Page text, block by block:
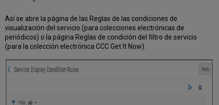
Así se abre la página de las Reglas de las condiciones de
visualización del servicio (para colecciones electrónicas de
periódicos) o la página Reglas de condición del filtro de servicio
(para la colección electrónica CCC Get It Now).